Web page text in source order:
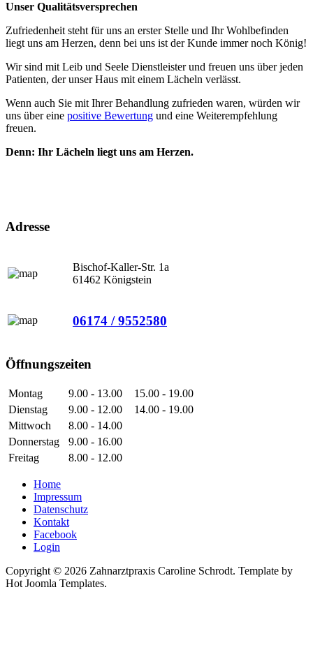
Unser Qualitätsversprechen
Zufriedenheit steht für uns an erster Stelle und Ihr Wohlbefinden
liegt uns am Herzen, denn bei uns ist der Kunde immer noch König!
Wir sind mit Leib und Seele Dienstleister und freuen uns über jeden
Patienten, der unser Haus mit einem Lächeln verlässt.
Wenn auch Sie mit Ihrer Behandlung zufrieden waren, würden wir
uns über eine positive Bewertung und eine Weiterempfehlung
freuen.
Denn: Ihr Lächeln liegt uns am Herzen.
Adresse
Bischof-Kaller-Str. 1a
61462 Königstein
06174 / 9552580
Öffnungszeiten
Montag 9.00 - 13.00
15.00 - 19.00
Dienstag
9.00 - 12.00
14.00 - 19.00
Mittwoch
8.00 - 14.00
Donnerstag
9.00 - 16.00
Freitag
8.00 - 12.00
Home
Impressum
Datenschutz
Kontakt
Facebook
Login
Copyright © 2026 Zahnarztpraxis Caroline Schrodt. Template by
Hot Joomla Templates.